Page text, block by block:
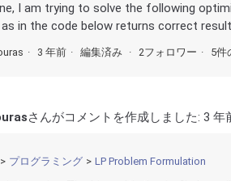
I am trying to solve the following
in the code below returns correct
3 年前 編集済み 2フォロワー 5件
さんがコメントを作成しました: 3 年
プログラミング LP Problem Formulation